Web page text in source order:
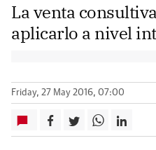
La venta
aplicarlo a nivel
Friday, 27 May 2016, 07:00